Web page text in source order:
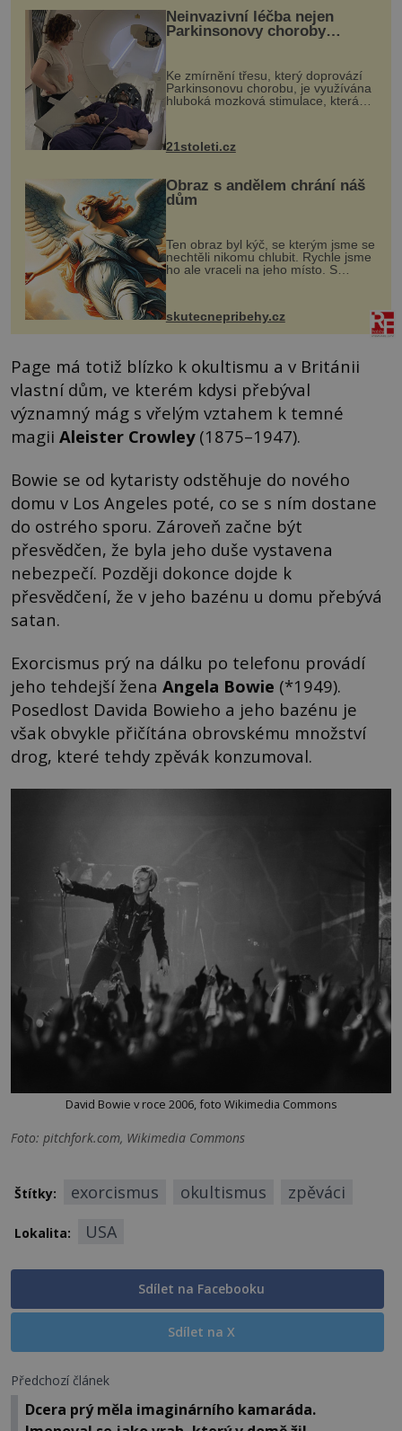
Neinvazivní léčba nejen
Parkinsonovy choroby
Ke zmírnění třesu, který doprovází
Parkinsonovu chorobu, je využívána
hluboká mozková stimulace, která
však vyžaduje vysoce invazivní
zákrok. Ultrazvuk zase není vhodný
k dostatečně přesnému zacílení ...
21stoleti.cz
Obraz s andělem chrání náš
dům
Ten obraz byl kýč, se kterým jsme se
nechtěli nikomu chlubit. Rychle jsme
ho ale vraceli na jeho místo. S
manželem Vaškem jsme si pořídili
chaloupku, takový domek na severu
Čech, kde jsme si naplánova...
skutecnepribehy.cz
Page má totiž blízko k okultismu a v Británii
vlastní dům, ve kterém kdysi přebýval
významný mág s vřelým vztahem k temné
magii Aleister Crowley (1875–1947).
Bowie se od kytaristy odstěhuje do nového
domu v Los Angeles poté, co se s ním dostane
do ostrého sporu. Zároveň začne být
přesvědčen, že byla jeho duše vystavena
nebezpečí. Později dokonce dojde k
přesvědčení, že v jeho bazénu u domu přebývá
satan.
Exorcismus prý na dálku po telefonu provádí
jeho tehdejší žena Angela Bowie (*1949).
Posedlost Davida Bowieho a jeho bazénu je
však obvykle přičítána obrovskému množství
drog, které tehdy zpěvák konzumoval.
David Bowie v roce 2006, foto Wikimedia Commons
Foto: pitchfork.com, Wikimedia Commons
Štítky: exorcismus okultismus zpěváci
Lokalita: USA
Sdílet na Facebooku
Sdílet na X
Předchozí článek
Dcera prý měla imaginárního kamaráda.